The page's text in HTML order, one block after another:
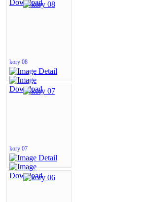
kory 08
kory 07